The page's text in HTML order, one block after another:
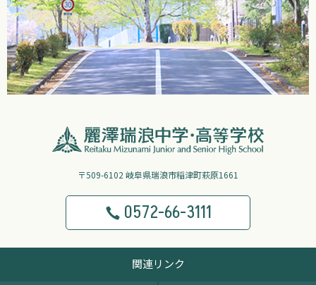
〒509-6102 岐阜県瑞浪市稲津町萩原1661
0572-66-3111
関連リンク